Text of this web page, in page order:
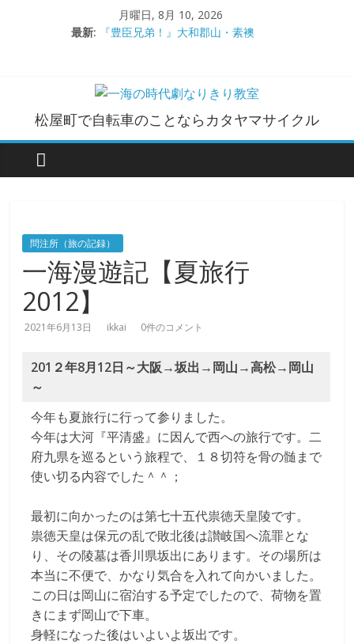
キ
月曜日, 8月 10, 2026
最新:
『豊臣兄弟！』大和郡山・素襖
●大和郡山城（『豊臣兄弟！』企画）
大阪城オフ会・2026年ＧＷ
一
海
時
代
劇
な
り
き
り
教
室
松屋町で自転車のことならカタヤマサイクル
問注所（旅の記録）
一海漫遊記【夏旅行
2012】
2021年6月13日 ikkai 0件のコメント
201２年8月12日～大阪→坂出→岡山→高松→岡山
～
今年も夏旅行に行って参りました。
今年は大河『平清盛』に因んで西への旅行です。二
府九県を巡るという旅程で、１８切符を骨の髄まで
使い切る内容でした＾＾；
最初に向かったのは第七十五代祟徳天皇陵です。
祟徳天皇は保元の乱で敗北後は讃岐国へ流罪とな
り、その陵墓は香川県坂出にあります。その場所は
本当に不便で、かなり気合を入れて向かいました。
この日は岡山に宿泊する予定でしたので、荷物を置
きにまず岡山で下車。
身軽になった後はいよいよ坂出です。